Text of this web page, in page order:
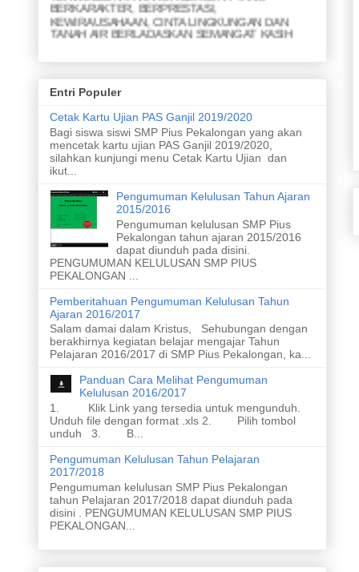
KEWIRAUSAHAAN, CINTA LINGKUNGAN DAN
TANAH AIR BERLADASKAN SEMANGAT KASIH
1. Menjunjung yang lemah
2. Menyapa yang kuat
4. Meraih prestasi akademik
5. Meraih prestasi nonakademik
6. Menghasilkan karya ramah lingkungan
7. Menghasilkan karya yang inovatif dari limbah
8. Merawat taman dan kebun
10. Melaksanakan upacara bendera
11. Menyanyikan lagu nasional dengan sikap yang
baik
Entri Populer
Cetak Kartu Ujian PAS Ganjil 2019/2020
Bagi siswa siswi SMP Pius Pekalongan yang akan
mencetak kartu ujian PAS Ganjil 2019/2020,
silahkan kunjungi menu Cetak Kartu Ujian dan
ikut...
Pengumuman Kelulusan Tahun Ajaran
2015/2016
Pengumuman kelulusan SMP Pius
Pekalongan tahun ajaran 2015/2016
dapat diunduh pada disini.
PENGUMUMAN KELULUSAN SMP PIUS
PEKALONGAN ...
Pemberitahuan Pengumuman Kelulusan Tahun
Ajaran 2016/2017
Salam damai dalam Kristus, Sehubungan dengan
berakhirnya kegiatan belajar mengajar Tahun
Pelajaran 2016/2017 di SMP Pius Pekalongan, ka...
Panduan Cara Melihat Pengumuman
Kelulusan 2016/2017
1. Klik Link yang tersedia untuk mengunduh.
Unduh file dengan format .xls 2. Pilih tombol
unduh 3. B...
Pengumuman Kelulusan Tahun Pelajaran
2017/2018
Pengumuman kelulusan SMP Pius Pekalongan
tahun Pelajaran 2017/2018 dapat diunduh pada
disini . PENGUMUMAN KELULUSAN SMP PIUS
PEKALONGAN...